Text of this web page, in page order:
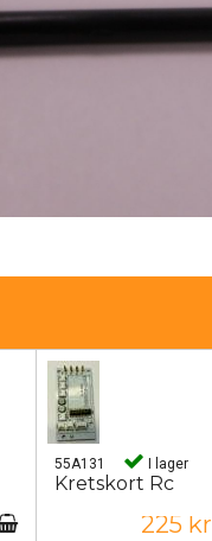
55A131 I lager
Kretskort Rc
225 kr